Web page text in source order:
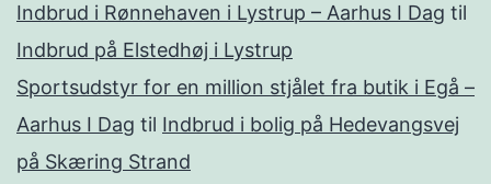
Indbrud i Rønnehaven i Lystrup – Aarhus I Dag til
Indbrud på Elstedhøj i Lystrup
Sportsudstyr for en million stjålet fra butik i Egå –
Aarhus I Dag til Indbrud i bolig på Hedevangsvej
på Skæring Strand